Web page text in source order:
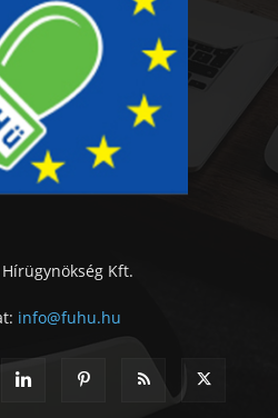
Kft.
info@fuhu.hu